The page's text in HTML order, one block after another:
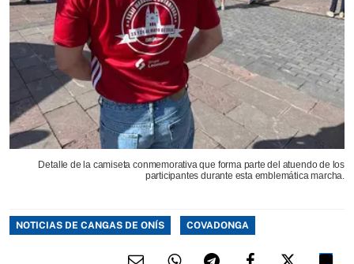
Detalle de la camiseta conmemorativa que forma parte del atuendo de los
participantes durante esta emblemática marcha.
NOTICIAS DE CANGAS DE ONÍS COVADONGA